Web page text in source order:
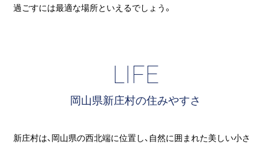
過ごすには最適な場所といえるでしょう。
LIFE
岡山県新庄村の住みやすさ
新庄村は、岡山県の西北端に位置し、自然に囲まれた美しい小さ